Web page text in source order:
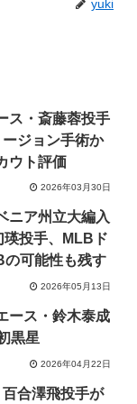
yuki
ス・斎藤蓉投手
ジョン手術か
ウト評価
2026年03月30日
ニア州立大編入
瑛投手、MLBド
の可能性も残す
2026年05月13日
ース・鈴木泰成
黒星
2026年04月22日
百合澤飛投手が